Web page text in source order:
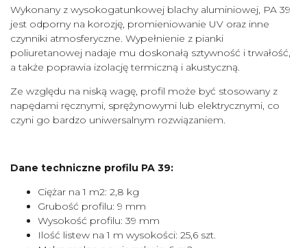
Wykonany z wysokogatunkowej blachy aluminiowej, PA 39
jest odporny na korozję, promieniowanie UV oraz inne
czynniki atmosferyczne. Wypełnienie z pianki
poliuretanowej nadaje mu doskonałą sztywność i trwałość,
a także poprawia izolację termiczną i akustyczną.
Ze względu na niską wagę, profil może być stosowany z
napędami ręcznymi, sprężynowymi lub elektrycznymi, co
czyni go bardzo uniwersalnym rozwiązaniem.
Dane techniczne profilu PA 39:
Ciężar na 1 m2: 2,8 kg
Grubość profilu: 9 mm
Wysokość profilu: 39 mm
Ilość listew na 1 m wysokości: 25,6 szt.